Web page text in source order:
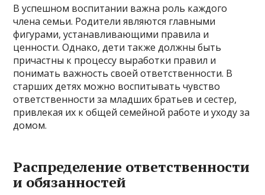
В успешном воспитании важна роль каждого
члена семьи. Родители являются главными
фигурами, устанавливающими правила и
ценности. Однако, дети также должны быть
причастны к процессу выработки правил и
понимать важность своей ответственности. В
старших детях можно воспитывать чувство
ответственности за младших братьев и сестер,
привлекая их к общей семейной работе и уходу за
домом.
Распределение ответственности
и обязанностей